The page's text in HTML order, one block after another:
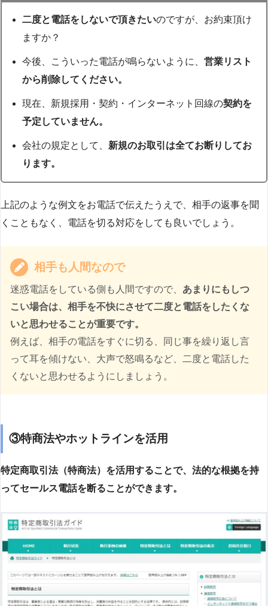
二度と電話をしないで頂きたいのですが、お約束頂け
ますか？
今後、こういった電話が鳴らないように、営業リスト
から削除してください。
現在、新規採用・契約・インターネット回線の契約を
予定していません。
会社の規定として、 新規のお取引は全てお断りしてお
ります。
上記のような例文をお電話で伝えたうえで、相手の返事を聞
くこともなく、電話を切る対応をしても良いでしょう。
相手も人間なので
迷惑電話をしている側も人間ですので、 あまりにもしつ
こい場合は、相手を不快にさせて二度と電話をしたくな
いと思わせることが重要です。
例えば、相手の電話をすぐに切る、同じ事を繰り返し言
って耳を傾けない、大声で怒鳴るなど、二度と電話した
くないと思わせるようにしましょう。
③特商法やホットラインを活用
特定商取引法（特商法）を活用することで、法的な根拠を持
ってセールス電話を断ることができます。